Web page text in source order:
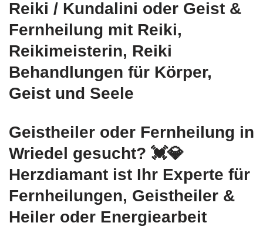
Reiki / Kundalini oder Geist &
Fernheilung mit Reiki,
Reikimeisterin, Reiki
Behandlungen für Körper,
Geist und Seele
Geistheiler oder Fernheilung in
Wriedel gesucht? 💓️💎
Herzdiamant ist Ihr Experte für
Fernheilungen, Geistheiler &
Heiler oder Energiearbeit